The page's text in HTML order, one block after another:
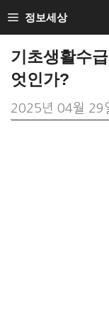
Skip
to
content
정보세상
기초생활수
엇인가?
2025년 04월 29